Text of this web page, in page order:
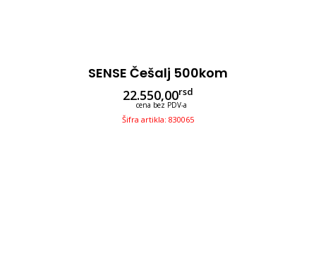
SENSE Češalj 500kom
22.550,00rsd
cena bez PDV-a
Šifra artikla: 830065